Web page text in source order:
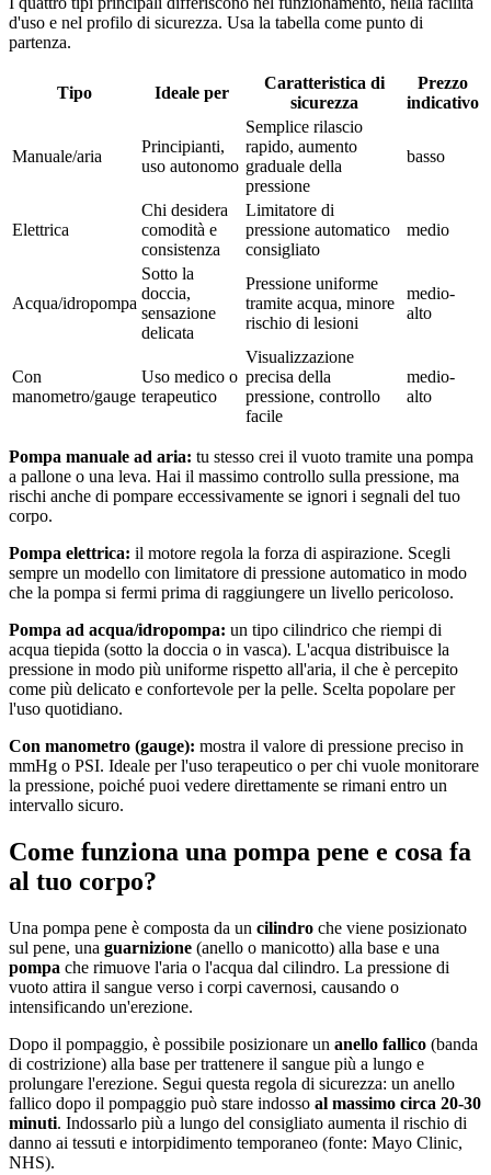
d'uso e nel profilo di sicurezza. Usa la tabella come punto di
partenza.
Tipo Ideale per
Caratteristica di
sicurezza
Prezzo
indicativo
Manuale/aria
Principianti,
uso autonomo
Semplice rilascio
rapido, aumento
graduale della
pressione
basso
Elettrica
Chi desidera
comodità e
consistenza
Limitatore di
pressione automatico
consigliato
medio
Acqua/idropompa
Sotto la
doccia,
sensazione
delicata
Pressione uniforme
tramite acqua, minore
rischio di lesioni
medio-
alto
Con
manometro/gauge
Uso medico o
terapeutico
Visualizzazione
precisa della
pressione, controllo
facile
medio-
alto
Pompa manuale ad aria: tu stesso crei il vuoto tramite una pompa
a pallone o una leva. Hai il massimo controllo sulla pressione, ma
rischi anche di pompare eccessivamente se ignori i segnali del tuo
corpo.
Pompa elettrica: il motore regola la forza di aspirazione. Scegli
sempre un modello con limitatore di pressione automatico in modo
che la pompa si fermi prima di raggiungere un livello pericoloso.
Pompa ad acqua/idropompa: un tipo cilindrico che riempi di
acqua tiepida (sotto la doccia o in vasca). L'acqua distribuisce la
pressione in modo più uniforme rispetto all'aria, il che è percepito
come più delicato e confortevole per la pelle. Scelta popolare per
l'uso quotidiano.
Con manometro (gauge): mostra il valore di pressione preciso in
mmHg o PSI. Ideale per l'uso terapeutico o per chi vuole monitorare
la pressione, poiché puoi vedere direttamente se rimani entro un
intervallo sicuro.
Come funziona una pompa pene e cosa fa
al tuo corpo?
Una pompa pene è composta da un cilindro che viene posizionato
sul pene, una guarnizione (anello o manicotto) alla base e una
pompa che rimuove l'aria o l'acqua dal cilindro. La pressione di
vuoto attira il sangue verso i corpi cavernosi, causando o
intensificando un'erezione.
Dopo il pompaggio, è possibile posizionare un anello fallico (banda
di costrizione) alla base per trattenere il sangue più a lungo e
prolungare l'erezione. Segui questa regola di sicurezza: un anello
fallico dopo il pompaggio può stare indosso al massimo circa 20-30
minuti. Indossarlo più a lungo del consigliato aumenta il rischio di
danno ai tessuti e intorpidimento temporaneo (fonte: Mayo Clinic,
NHS).